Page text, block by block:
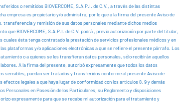
o remitidos BIOVERCOME, S.A.P.I. de C.V., a través de las distintas
empresa es propietario y/o administra, por lo que a la firma del presente Aviso de
y remisión de sus datos personales mediante dichos medios
que BIOVERCOME, S.A.P.I. de C.V. podrá , previa autorización por parte del titular,
ésta tenga contratado la prestación de servicios profesionales médicos y en
plataformas y/o aplicaciones electrónicas a que se refiere el presente párrafo. Los
o a quienes se les transfieran datos personales, sólo recibirán aquellos
A la firma del presente, autorizó expresamente que todos los datos
sensibles, puedan ser tratados y transferidos conforme al presente Aviso de
legales a que haya lugar de conformidad con los artículos 8, 9 y demás
Personales en Posesión de los Particulares, su Reglamento y disposiciones
expresamente para que se recabe mi autorización para el tratamiento y